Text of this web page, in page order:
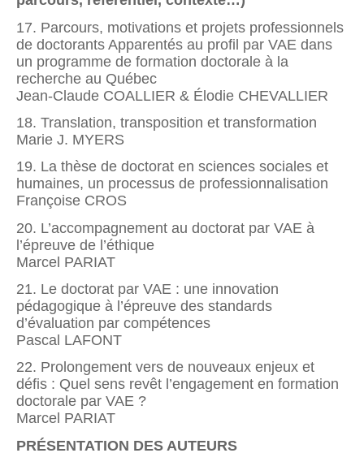
17. Parcours, motivations et projets professionnels
de doctorants Apparentés au profil par VAE dans
un programme de formation doctorale à la
recherche au Québec
Jean-Claude COALLIER & Élodie CHEVALLIER
18. Translation, transposition et transformation
Marie J. MYERS
19. La thèse de doctorat en sciences sociales et
humaines, un processus de professionnalisation
Françoise CROS
20. L’accompagnement au doctorat par VAE à
l’épreuve de l’éthique
Marcel PARIAT
21. Le doctorat par VAE : une innovation
pédagogique à l’épreuve des standards
d’évaluation par compétences
Pascal LAFONT
22. Prolongement vers de nouveaux enjeux et
défis : Quel sens revêt l’engagement en formation
doctorale par VAE ?
Marcel PARIAT
PRÉSENTATION DES AUTEURS